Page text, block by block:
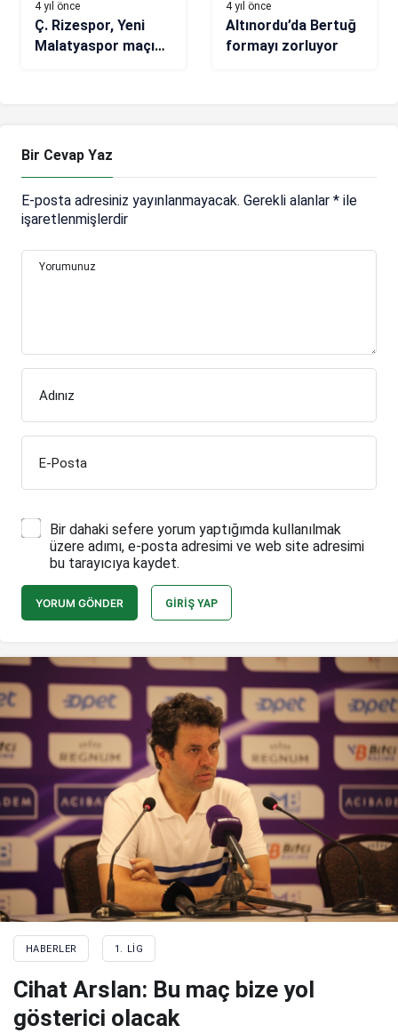
4 yıl önce
Ç. Rizespor, Yeni
Malatyaspor maçı
4 yıl önce
Altınordu’da Bertuğ
formayı zorluyor
Bir Cevap Yaz
E-posta adresiniz yayınlanmayacak. Gerekli alanlar * ile
işaretlenmişlerdir
Yorumunuz
Adınız
E-Posta
Bir dahaki sefere yorum yaptığımda kullanılmak
üzere adımı, e-posta adresimi ve web site adresimi
bu tarayıcıya kaydet.
YORUM GÖNDER GIRIŞ YAP
HABERLER 1. LIG
Cihat Arslan: Bu maç bize yol
gösterici olacak